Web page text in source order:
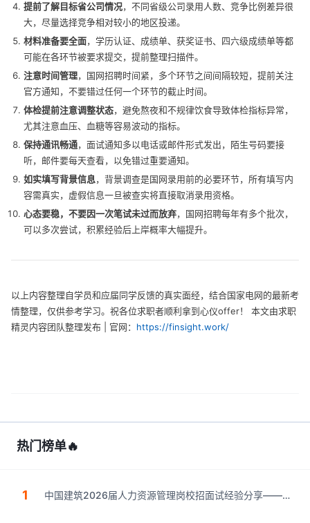
提前了解目标省公司情况，不同省级公司录用人数、竞争比例差异很
大，尽量选择竞争相对较小的地区投递。
材料准备要全面，学历认证、成绩单、获奖证书、四六级成绩单等都
可能在各环节被要求提交，提前整理扫描件。
注意时间管理，国网招聘时间紧，多个环节之间间隔较短，提前关注
官方通知，不要错过任何一个环节的截止时间。
体检提前注意调整状态，避免熬夜和不规律饮食导致体检指标异常，
尤其注意血压、血糖等容易波动的指标。
保持通讯畅通，面试通知多以电话或邮件形式发出，陌生号码要接
听，邮件要每天查看，以免错过重要通知。
如实填写背景信息，背景调查是国网录用前的必要环节，所有填写内
容需真实，虚假信息一旦被查实将直接取消录用资格。
心态要稳，不要因一次笔试未过而放弃，国网招聘每年有多个批次，
可以多次尝试，积累经验后上岸概率大幅提升。
以上内容整理自学员和应届同学反馈的真实面经，结合国家电网的最新考
情整理，仅供参考学习。祝各位求职者顺利拿到心仪offer！ 本文由求职
精灵内容团队整理发布 | 官网： https://finsight.work/
热门榜单🔥
1
中国建筑2026届人力资源管理岗校招面试经验分享——求